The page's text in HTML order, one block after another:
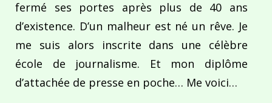
fermé ses portes après plus de 40 ans
d’existence. D’un malheur est né un rêve. Je
me suis alors inscrite dans une célèbre
école de journalisme. Et mon diplôme
d’attachée de presse en poche… Me voici…